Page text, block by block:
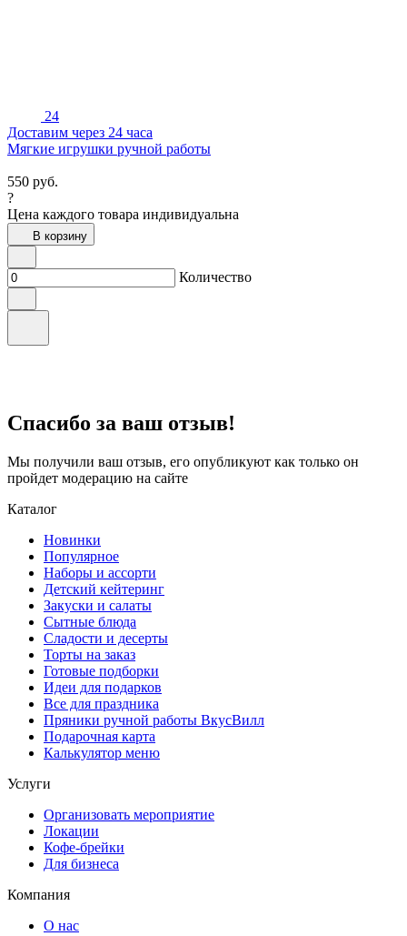
24
Доставим через 24 часа
Мягкие игрушки ручной работы
550 руб.
?
Цена каждого товара индивидуальна
В корзину
Количество
Спасибо за ваш отзыв!
Мы получили ваш отзыв, его опубликуют как только он
пройдет модерацию на сайте
Каталог
Новинки
Популярное
Наборы и ассорти
Детский кейтеринг
Закуски и салаты
Сытные блюда
Сладости и десерты
Торты на заказ
Готовые подборки
Идеи для подарков
Все для праздника
Пряники ручной работы ВкусВилл
Подарочная карта
Калькулятор меню
Услуги
Организовать мероприятие
Локации
Кофе-брейки
Для бизнеса
Компания
О нас